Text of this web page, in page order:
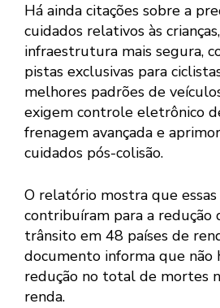
Há ainda citações sobre a
cuidados relativos às
infraestrutura mais segura,
pistas exclusivas para
melhores padrões de
exigem controle eletrônico
frenagem avançada e
cuidados pós-colisão.
O relatório mostra que
contribuíram para a redução
trânsito em 48 países de
documento informa que não
redução no total de mortes
renda.